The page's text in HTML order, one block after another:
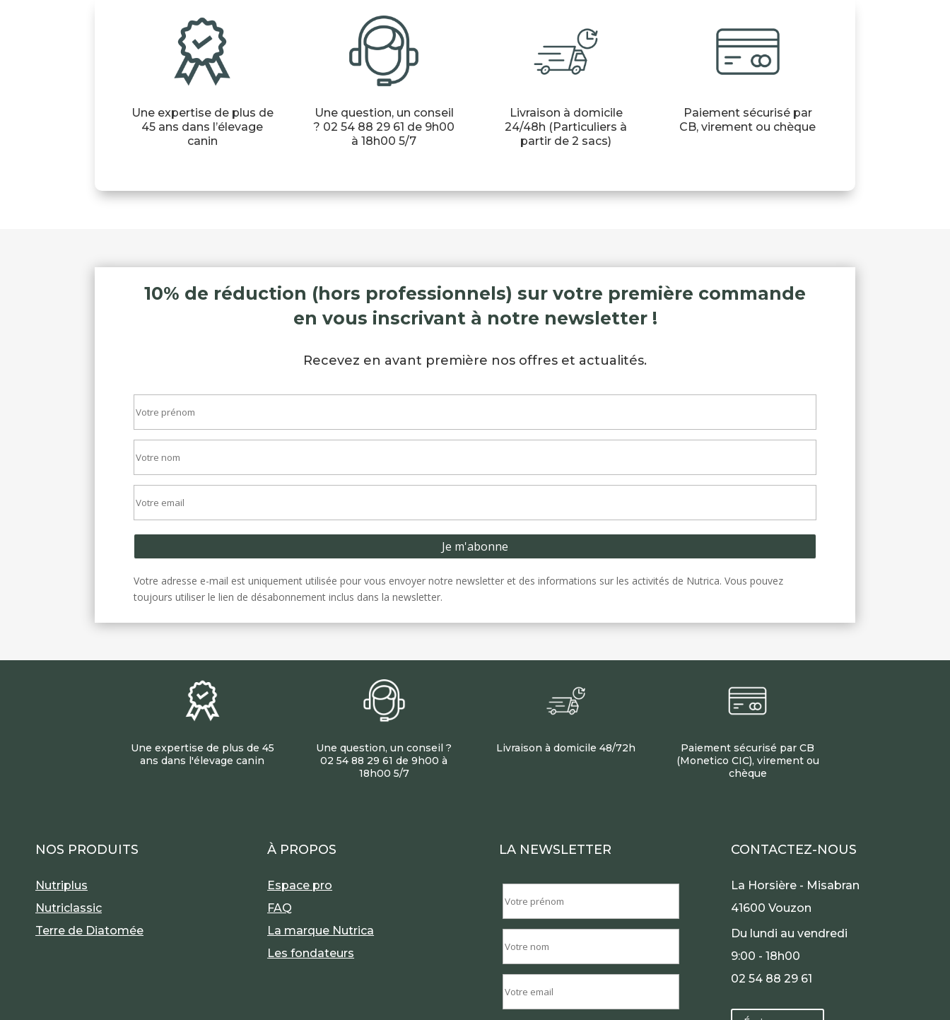
Une expertise de plus de
45 ans dans l’élevage
canin
Une question, un conseil
? 02 54 88 29 61 de 9h00
à 18h00 5/7
Livraison à domicile
24/48h (Particuliers à
partir de 2 sacs)
Paiement sécurisé par
CB, virement ou chèque
10% de réduction (hors professionnels) sur votre première commande
en vous inscrivant à notre newsletter !
Recevez en avant première nos offres et actualités.
Votre adresse e-mail est uniquement utilisée pour vous envoyer notre newsletter et des informations sur les activités de Nutrica. Vous pouvez
toujours utiliser le lien de désabonnement inclus dans la newsletter.
Une expertise de plus de 45
ans dans l'élevage canin
Une question, un conseil ?
02 54 88 29 61 de 9h00 à
18h00 5/7
Livraison à domicile 48/72h
Paiement sécurisé par CB
(Monetico CIC), virement ou
chèque
NOS PRODUITS
Nutriplus
Nutriclassic
Terre de Diatomée
À PROPOS
Espace pro
FAQ
La marque Nutrica
Les fondateurs
LA NEWSLETTER CONTACTEZ-NOUS
La Horsière - Misabran
41600 Vouzon
Du lundi au vendredi
9:00 - 18h00
02 54 88 29 61